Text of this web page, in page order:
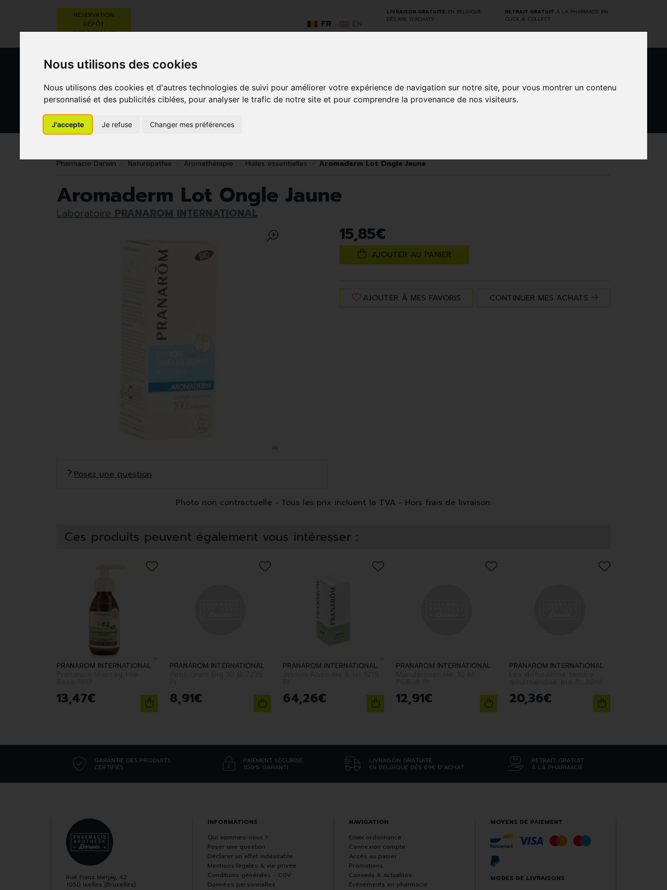
Nous utilisons des cookies
Nous utilisons des cookies et d'autres technologies de suivi pour améliorer votre expérience de navigation sur notre site, pour vous montrer un contenu
personnalisé et des publicités ciblées, pour analyser le trafic de notre site et pour comprendre la provenance de nos visiteurs.
J'accepte Je refuse Changer mes préférences
LIVRAISON GRATUITE EN BELGIQUE
DÈS 69€ D’ACHATS
RETRAIT GRATUIT À LA PHARMACIE EN
CLICK & COLLECT
FR
RÉSERVATION
DÉPÔT
ORDONNANCE
GO
BEAUTÉ,
SOINS ET
RÉGIME,
GROSSESSE
Pharmacie Darwin Naturopathie Aromathérapie Huiles essentielles Aromaderm Lot Ongle Jaune
Aromaderm Lot Ongle Jaune
Laboratoire PRANAROM INTERNATIONAL
15,85€
AJOUTER AU PANIER
AJOUTER À MES FAVORIS CONTINUER MES ACHATS
Posez une question
Photo non contractuelle - Tous les prix incluent la TVA - Hors frais de livraison.
Ces produits peuvent également vous intéresser :
PRANAROM INTERNATIONAL
13,47€
PRANAROM INTERNATIONAL
8,91€
PRANAROM INTERNATIONAL
64,26€
PRANAROM INTERNATIONAL
12,91€
PRANAROM INTERNATIONAL
20,36€
GARANTIE DES PRODUITS
CERTIFIÉS
PAIEMENT SÉCURISÉ
100% GARANTI
LIVRAISON GRATUITE
EN BELGIQUE DÈS 69€ D’ACHAT
RETRAIT GRATUIT
À LA PHARMACIE
Rue Franz Merjay, 42
1050 Ixelles (Bruxelles)
INFORMATIONS
Qui sommes-nous ?
Poser une question
Déclarer un effet indésirable
Mentions légales & vie privée
Conditions générales - CGV
Données personnelles
NAVIGATION
Envoi ordonnance
Connexion compte
Accès au panier
Promotions
Conseils & Actualités
Événements en pharmacie
MOYENS DE PAIEMENT
MODES DE LIVRAISONS